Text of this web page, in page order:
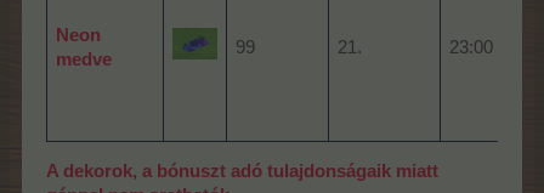
Neon
medve
99 21. 23:00
A dekorok, a bónuszt adó tulajdonságaik miatt